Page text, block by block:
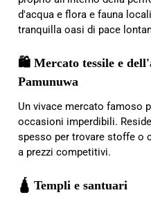
d'acqua e flora e fauna
tranquilla oasi di pace
🛍️ Mercato tessile e
Pamunuwa
Un vivace mercato famoso
occasioni imperdibili.
spesso per trovare stoffe o
a prezzi competitivi.
🛕 Templi e santuari